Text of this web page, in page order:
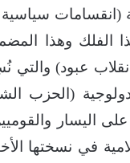
(انقسامات
1958م (انقلاب
اليسار
في نسختها